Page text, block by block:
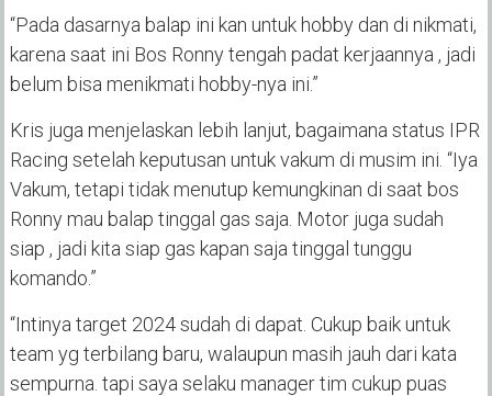
“Pada dasarnya balap ini kan untuk hobby dan di nikmati,
karena saat ini Bos Ronny tengah padat kerjaannya , jadi
belum bisa menikmati hobby-nya ini.”
Kris juga menjelaskan lebih lanjut, bagaimana status IPR
Racing setelah keputusan untuk vakum di musim ini. “Iya
Vakum, tetapi tidak menutup kemungkinan di saat bos
Ronny mau balap tinggal gas saja. Motor juga sudah
siap , jadi kita siap gas kapan saja tinggal tunggu
komando.”
“Intinya target 2024 sudah di dapat. Cukup baik untuk
team yg terbilang baru, walaupun masih jauh dari kata
sempurna. tapi saya selaku manager tim cukup puas